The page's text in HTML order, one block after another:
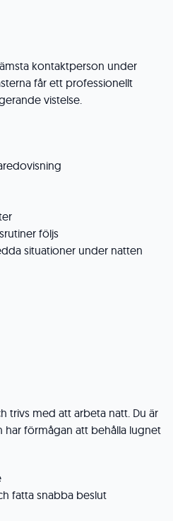
kontaktperson under
får ett professionellt
vistelse.
följs
situationer under natten
trivs med att arbeta natt. Du är
har förmågan att behålla lugnet
fatta snabba beslut